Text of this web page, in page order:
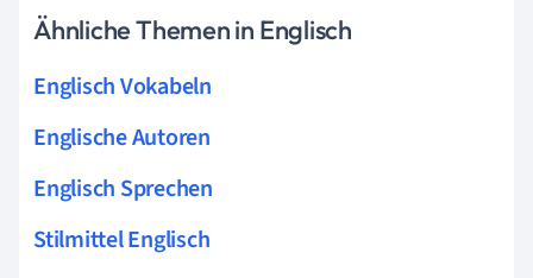
Ähnliche Themen in Englisch
Englisch Vokabeln
Englische Autoren
Englisch Sprechen
Stilmittel Englisch